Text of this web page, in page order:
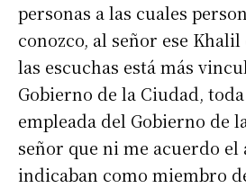
personas a las cuales
conozco, al señor ese Khalil
las escuchas está más
Gobierno de la Ciudad,
empleada del Gobierno de
señor que ni me acuerdo el
indicaban como miembro